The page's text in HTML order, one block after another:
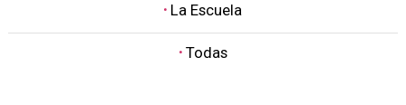
· La Escuela
· Todas